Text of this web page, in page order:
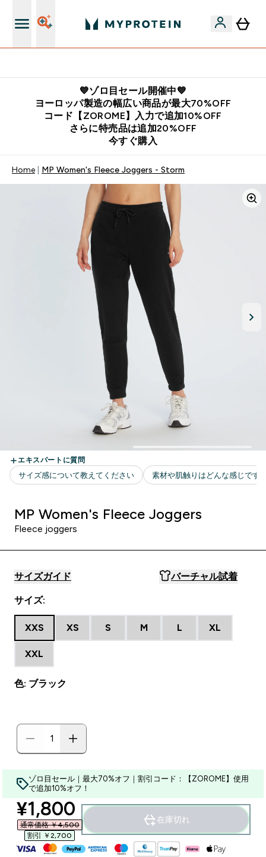
💙ゾロ目セール開催中💙
ヨーロッパ製造の幅広い商品が最大70%OFF
コード【ZOROME】入力で追加10%OFF
さらに特売品は追加20%OFF
今すぐ購入
Home MP Women's Fleece Joggers - Storm
MP Women's Fleece Joggers
Fleece joggers
サイズガイド バーチャル試着
サイズ:
XXS XS S M L XL
XXL
色: ブラック
ゾロ目セール｜最大70%オフ｜割引コード：【ZOROME】使用
で追加10%オフ！
discounted price
¥1,800‎
通常価格 ￥4,500‎
割引 ￥2,700‎
在庫切れ